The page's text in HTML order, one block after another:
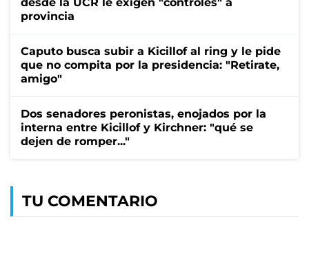
provincia
Caputo busca subir a Kicillof al ring y le pide
que no compita por la presidencia: "Retirate,
amigo"
Dos senadores peronistas, enojados por la
interna entre Kicillof y Kirchner: "qué se
dejen de romper..."
TU COMENTARIO